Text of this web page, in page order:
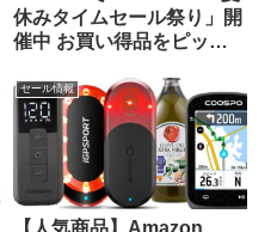
休みタイムセール祭り」開
催中 お買い得品をピック
セール情報